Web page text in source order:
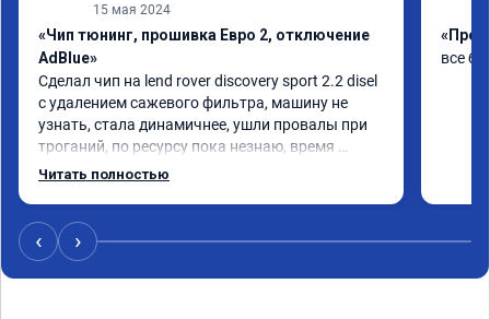
15 мая 2024
«Чип тюнинг, прошивка Евро 2, отключение
AdBlue»
Сделал чип на lend rover discovery sport 2.2 disel
с удалением сажевого фильтра, машину не
узнать, стала динамичнее, ушли провалы при
троганий, по ресурсу пока незнаю, время
покажет, короче рекомендую!
Читать полностью
все
‹ ›